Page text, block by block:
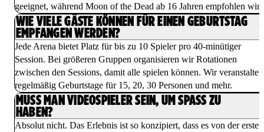
geeignet, während Moon of the Dead ab 16 Jahren empfohlen
WIE VIELE GÄSTE KÖNNEN FÜR EINEN GEBURTSTAG
EMPFANGEN WERDEN?
Jede Arena bietet Platz für bis zu 10 Spieler pro 40-minütiger
Session. Bei größeren Gruppen organisieren wir Rotationen
zwischen den Sessions, damit alle spielen können. Wir veranstalten
regelmäßig Geburtstage für 15, 20, 30 Personen und mehr.
MUSS MAN VIDEOSPIELER SEIN, UM SPASS ZU H
ABEN?
Absolut nicht. Das Erlebnis ist so konzipiert, dass es von der ersten